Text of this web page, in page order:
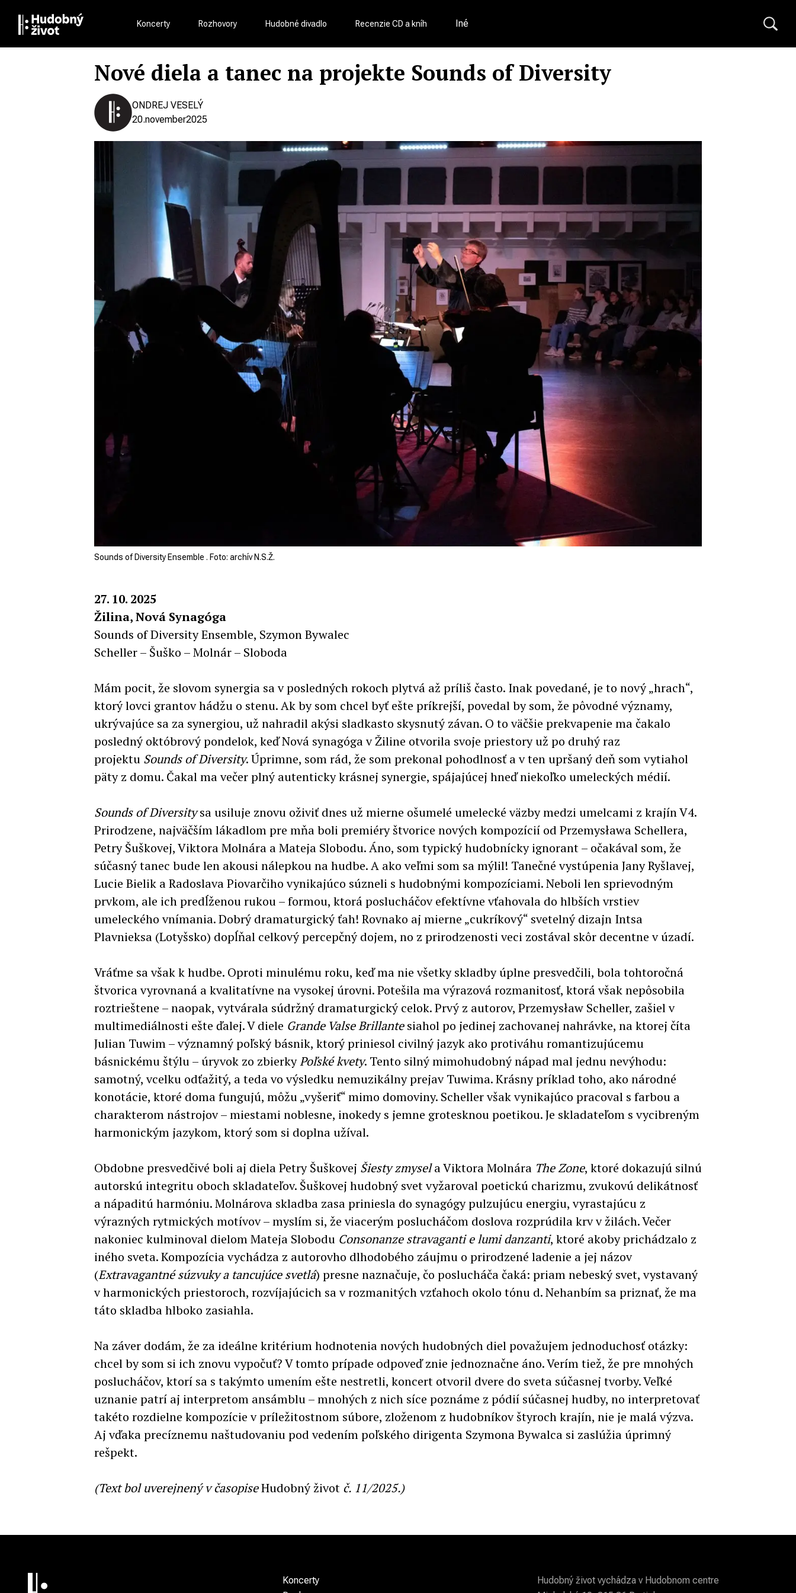
Koncerty Rozhovory Hudobné divadlo Recenzie CD a kníh Iné
Nové diela a tanec na projekte Sounds of Diversity
ONDREJ VESELÝ
20.november2025
Sounds of Diversity Ensemble . Foto: archív N.S.Ž.
27. 10. 2025
Žilina, Nová Synagóga
Sounds of Diversity Ensemble, Szymon Bywalec
Scheller – Šuško – Molnár – Sloboda
Mám pocit, že slovom synergia sa v posledných rokoch plytvá až príliš často. Inak povedané, je to nový „hrach“,
ktorý lovci grantov hádžu o stenu. Ak by som chcel byť ešte príkrejší, povedal by som, že pôvodné významy,
ukrývajúce sa za synergiou, už nahradil akýsi sladkasto skysnutý závan. O to väčšie prekvapenie ma čakalo
posledný októbrový pondelok, keď Nová synagóga v Žiline otvorila svoje priestory už po druhý raz
projektu Sounds of Diversity. Úprimne, som rád, že som prekonal pohodlnosť a v ten upršaný deň som vytiahol
päty z domu. Čakal ma večer plný autenticky krásnej synergie, spájajúcej hneď niekoľko umeleckých médií.
Sounds of Diversitysa usiluje znovu oživiť dnes už mierne ošumelé umelecké väzby medzi umelcami z krajín V4.
Prirodzene, najväčším lákadlom pre mňa boli premiéry štvorice nových kompozícií od Przemysława Schellera,
Petry Šuškovej, Viktora Molnára a Mateja Slobodu. Áno, som typický hudobnícky ignorant – očakával som, že
súčasný tanec bude len akousi nálepkou na hudbe. A ako veľmi som sa mýlil! Tanečné vystúpenia Jany Ryšlavej,
Lucie Bielik a Radoslava Piovarčiho vynikajúco súzneli s hudobnými kompozíciami. Neboli len sprievodným
prvkom, ale ich predĺženou rukou – formou, ktorá poslucháčov efektívne vťahovala do hlbších vrstiev
umeleckého vnímania. Dobrý dramaturgický ťah! Rovnako aj mierne „cukríkový“ svetelný dizajn Intsa
Plavnieksa (Lotyšsko) dopĺňal celkový percepčný dojem, no z prirodzenosti veci zostával skôr decentne v úzadí.
Vráťme sa však k hudbe. Oproti minulému roku, keď ma nie všetky skladby úplne presvedčili, bola tohtoročná
štvorica vyrovnaná a kvalitatívne na vysokej úrovni. Potešila ma výrazová rozmanitosť, ktorá však nepôsobila
roztrieštene – naopak, vytvárala súdržný dramaturgický celok. Prvý z autorov, Przemysław Scheller, zašiel v
multimediálnosti ešte ďalej. V diele Grande Valse Brillantesiahol po jedinej zachovanej nahrávke, na ktorej číta
Julian Tuwim – významný poľský básnik, ktorý priniesol civilný jazyk ako protiváhu romantizujúcemu
básnickému štýlu – úryvok zo zbierkyPoľské kvety. Tento silný mimohudobný nápad mal jednu nevýhodu:
samotný, vcelku odťažitý, a teda vo výsledku nemuzikálny prejav Tuwima. Krásny príklad toho, ako národné
konotácie, ktoré doma fungujú, môžu „vyšeriť“ mimo domoviny. Scheller však vynikajúco pracoval s farbou a
charakterom nástrojov – miestami noblesne, inokedy s jemne grotesknou poetikou. Je skladateľom s vycibreným
harmonickým jazykom, ktorý som si doplna užíval.
Obdobne presvedčivé boli aj diela Petry Šuškovej Šiesty zmysela Viktora Molnára The Zone, ktoré dokazujú silnú
autorskú integritu oboch skladateľov. Šuškovej hudobný svet vyžaroval poetickú charizmu, zvukovú delikátnosť
a nápaditú harmóniu. Molnárova skladba zasa priniesla do synagógy pulzujúcu energiu, vyrastajúcu z
výrazných rytmických motívov – myslím si, že viacerým poslucháčom doslova rozprúdila krv v žilách. Večer
nakoniec kulminoval dielom Mateja Slobodu Consonanze stravaganti e lumi danzanti, ktoré akoby prichádzalo z
iného sveta. Kompozícia vychádza z autorovho dlhodobého záujmu o prirodzené ladenie a jej názov
(Extravagantné súzvuky a tancujúce svetlá) presne naznačuje, čo poslucháča čaká: priam nebeský svet, vystavaný
v harmonických priestoroch, rozvíjajúcich sa v rozmanitých vzťahoch okolo tónu d. Nehanbím sa priznať, že ma
táto skladba hlboko zasiahla.
Na záver dodám, že za ideálne kritérium hodnotenia nových hudobných diel považujem jednoduchosť otázky:
chcel by som si ich znovu vypočuť? V tomto prípade odpoveď znie jednoznačne áno. Verím tiež, že pre mnohých
poslucháčov, ktorí sa s takýmto umením ešte nestretli, koncert otvoril dvere do sveta súčasnej tvorby. Veľké
uznanie patrí aj interpretom ansámblu – mnohých z nich síce poznáme z pódií súčasnej hudby, no interpretovať
takéto rozdielne kompozície v príležitostnom súbore, zloženom z hudobníkov štyroch krajín, nie je malá výzva.
Aj vďaka precíznemu naštudovaniu pod vedením poľského dirigenta Szymona Bywalca si zaslúžia úprimný
rešpekt.
(Text bol uverejnený v časopiseHudobný život č. 11/2025.)
Koncerty
Hudobný život vychádza v Hudobnom centre